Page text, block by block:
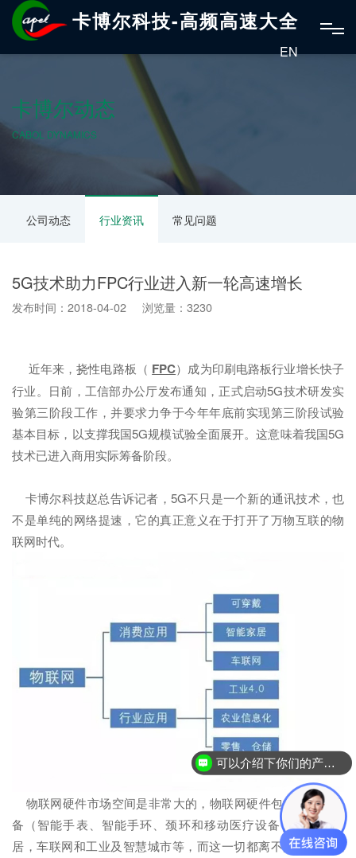
卡博尔科技-高频高速大全
EN
卡博尔动态
CABOL DYNAMICS
公司动态 行业资讯 常见问题
5G技术助力FPC行业进入新一轮高速增长
发布时间：2018-04-02 浏览量：3230
近年来，挠性电路板（ FPC）成为印刷电路板行业增长快子
行业。日前，工信部办公厅发布通知，正式启动5G技术研发实
验第三阶段工作，并要求力争于今年年底前实现第三阶段试验
基本目标，以支撑我国5G规模试验全面展开。这意味着我国5G
技术已进入商用实际筹备阶段。
卡博尔科技赵总告诉记者，5G不只是一个新的通讯技术，也
不是单纯的网络提速，它的真正意义在于打开了万物互联的物
联网时代。
物联网硬件市场空间是非常大的，物联网硬件包括可穿戴设
备（智能手表、智能手环、颈环和移动医疗设备）、智能家
居，车联网和工业及智慧城市等，而这一切都离不开FPC挠性
可以介绍下你们的产品么？